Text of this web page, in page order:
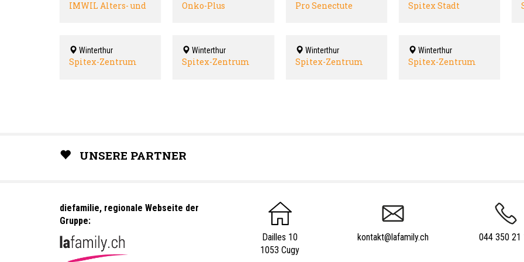
IMWIL Alters- und Onko-Plus Pro Senectute Spitex Stadt
Winterthur
Spitex-Zentrum
Winterthur
Spitex-Zentrum
Winterthur
Spitex-Zentrum
Winterthur
Spitex-Zentrum
UNSERE PARTNER
diefamilie, regionale Webseite der
Gruppe:
Dailles 10
1053 Cugy
kontakt@lafamily.ch 044 350 21